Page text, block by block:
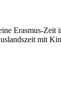
Erasmus-
mit